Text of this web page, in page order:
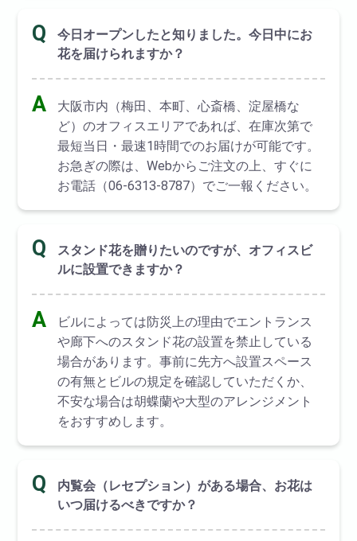
Q
今日オープンしたと知りました。今日中にお
花を届けられますか？
A
大阪市内（梅田、本町、心斎橋、淀屋橋な
ど）のオフィスエリアであれば、在庫次第で
最短当日・最速1時間でのお届けが可能です。
お急ぎの際は、Webからご注文の上、すぐに
お電話（06-6313-8787）でご一報ください。
Q
スタンド花を贈りたいのですが、オフィスビ
ルに設置できますか？
A
ビルによっては防災上の理由でエントランス
や廊下へのスタンド花の設置を禁止している
場合があります。事前に先方へ設置スペース
の有無とビルの規定を確認していただくか、
不安な場合は胡蝶蘭や大型のアレンジメント
をおすすめします。
Q
内覧会（レセプション）がある場合、お花は
いつ届けるべきですか？